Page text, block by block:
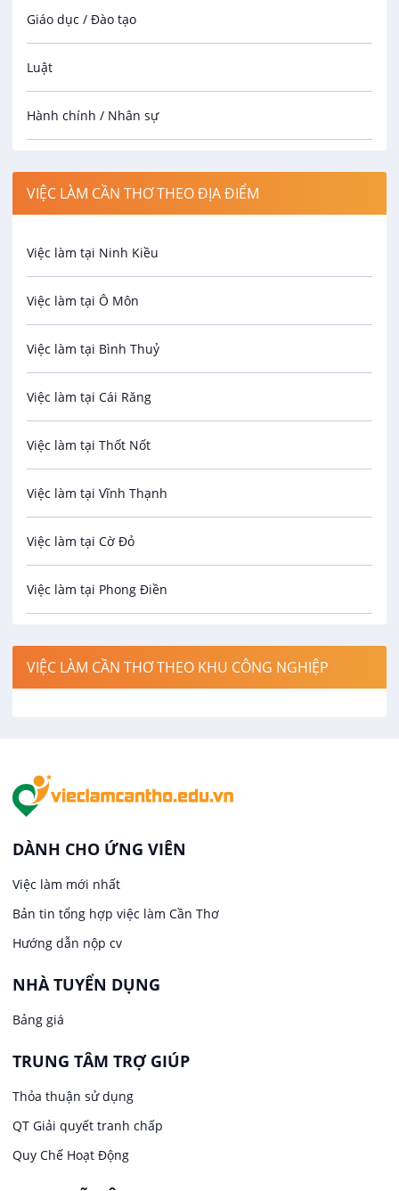
Giáo dục / Đào tạo
Luật
Hành chính / Nhân sự
Spa
Bảo Vệ
An toàn lao động
Bảo hiểm
Biên phiên dịch
Bưu chính viễn thông
Cơ khí
Công nghệ sinh học
Công nghệ thực phẩm
Điện / Điện tử / Điện lạnh
Hàng hải / Hàng không
In ấn / Xuất bản
Kế toán
Lái xe
Lao Động Phổ Thông
Lễ tân
May mặc
Ngân hàng
VIỆC LÀM CẦN THƠ THEO ĐỊA ĐIỂM
Việc làm tại Ninh Kiều
Việc làm tại Ô Môn
Việc làm tại Bình Thuỷ
Việc làm tại Cái Răng
Việc làm tại Thốt Nốt
Việc làm tại Vĩnh Thạnh
Việc làm tại Cờ Đỏ
Việc làm tại Phong Điền
Việc làm tại Cái Khế
Việc làm tại An Bình
Việc làm tại Long Tuyền
Việc làm tại Hưng Phú
Việc làm tại Phước Thới
Việc làm tại Thới Long
Việc làm tại Trung Nhất
Việc làm tại Thuận Hưng
Việc làm tại Vị Thanh
VIỆC LÀM CẦN THƠ THEO KHU CÔNG NGHIỆP
DÀNH CHO ỨNG VIÊN
Việc làm mới nhất
Bản tin tổng hợp việc làm Cần Thơ
Hướng dẫn nộp cv
NHÀ TUYỂN DỤNG
Bảng giá
TRUNG TÂM TRỢ GIÚP
Thỏa thuận sử dụng
QT Giải quyết tranh chấp
Quy Chế Hoạt Động